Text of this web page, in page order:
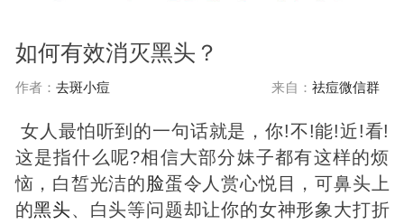
如何有效消灭黑头？
作者： 去斑小痘 来自： 祛痘微信群
女人最怕听到的一句话就是，你!不!能!近!看!
这是指什么呢?相信大部分妹子都有这样的烦
恼，白皙光洁的脸蛋令人赏心悦目，可鼻头上
的黑头、白头等问题却让你的女神形象大打折